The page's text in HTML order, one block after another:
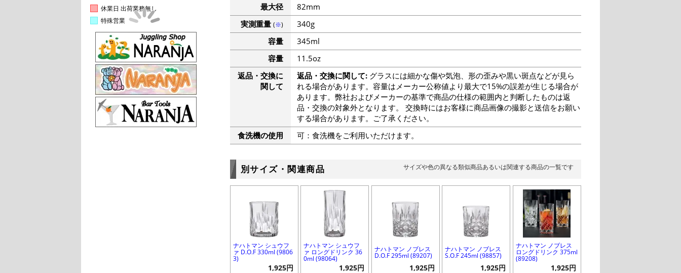
休業日 出荷業務無し
特殊営業
最大径
82mm
実測重量 (※)
340g
容量
345ml
容量
11.5oz
返品・交換に
関して
返品・交換に関して:グラスには細かな傷や気泡、形の歪みや黒い斑点などが見ら
れる場合があります。容量はメーカー公称値より最大で15%の誤差が生じる場合が
あります。弊社およびメーカーの基準で商品の仕様の範囲内と判断したものは返
品・交換の対象外となります。 交換時にはお客様に商品画像の撮影と送信をお願い
する場合があります。ご了承ください。
食洗機の使用
可：食洗機をご利用いただけます。
別サイズ・関連商品 サイズや色の異なる類似商品あるいは関連する商品の一覧です
ナハトマン シュウフ
ァ D.O.F 330ml (9806
3)
1,925円
ナハトマン シュウフ
ァ ロングドリンク 36
0ml (98064)
1,925円
ナハトマン ノブレス
D.O.F 295ml (89207)
1,925円
ナハトマン ノブレス
S.O.F 245ml (98857)
1,925円
ナハトマン ノブレス
ロングドリンク 375ml
(89208)
1,925円